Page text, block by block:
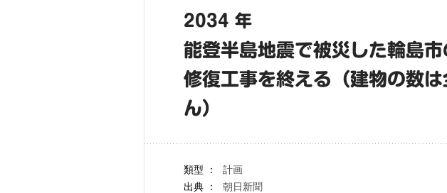
2034 年
能登半島地震で被災した輪島
修復工事を終える（建物の数
ん）
類型 ：
計画
出典 ：
朝日新聞